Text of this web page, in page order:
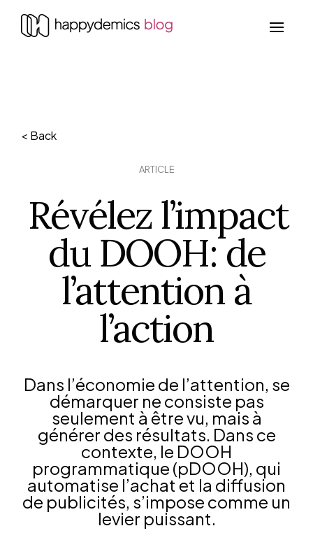
< Back
ARTICLE
Révélez l’impact
du DOOH: de
l’attention à
l’action
Dans l’économie de l’attention, se
démarquer ne consiste pas
seulement à être vu, mais à
générer des résultats. Dans ce
contexte, le DOOH
programmatique (pDOOH), qui
automatise l’achat et la diffusion
de publicités, s’impose comme un
levier puissant.